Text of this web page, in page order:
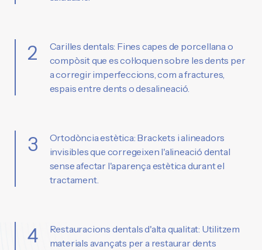
2
Carilles dentals: Fines capes de porcellana o
compòsit que es col·loquen sobre les dents per
a corregir imperfeccions, com a fractures,
espais entre dents o desalineació.
3
Ortodòncia estètica: Brackets i alineadors
invisibles que corregeixen l'alineació dental
sense afectar l'aparença estètica durant el
tractament.
4
Restauracions dentals d'alta qualitat: Utilitzem
materials avançats per a restaurar dents